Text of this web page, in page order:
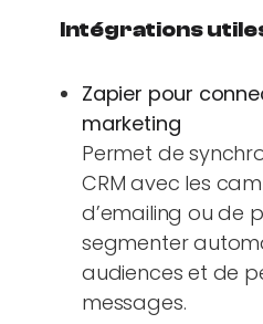
Intégrations
Zapier pour
marketing
Permet de
CRM avec les
d’emailing ou de
segmenter
audiences et de
messages.